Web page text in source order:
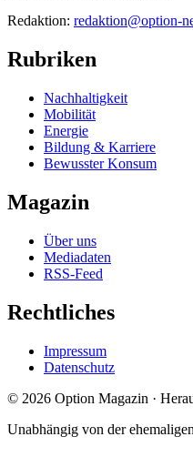
Redaktion: redaktion@option-
Rubriken
Nachhaltigkeit
Mobilität
Energie
Bildung & Karriere
Bewusster Konsum
Magazin
Über uns
Mediadaten
RSS-Feed
Rechtliches
Impressum
Datenschutz
© 2026 Option Magazin ·
Unabhängig von der